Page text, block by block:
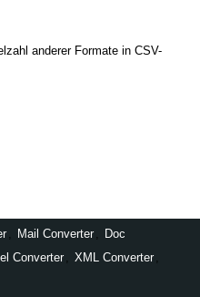
anderer Formate in CSV-
Mail Converter
Doc
Converter XML Converter